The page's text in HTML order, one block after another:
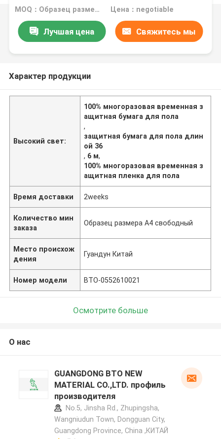
MOQ：Образец размера A4 свободный Цена：negotiable
Лучшая цена Свяжитесь мы
Характер продукции
Высокий свет:
100% многоразовая временная з
ащитная бумага для пола
,
защитная бумага для пола длин
ой 36
, 6 м,
100% многоразовая временная з
ащитная пленка для пола
Время доставки 2weeks
Количество мин
заказа
Образец размера A4 свободный
Место происхож
дения
Гуандун Китай
Номер модели BTO-0552610021
Осмотрите больше
О нас
GUANGDONG BTO NEW
MATERIAL CO.,LTD. профиль
производителя
No.5, Jinsha Rd., Zhupingsha,
Wangniudun Town, Dongguan City,
Guangdong Province, China ,КИТАЙ